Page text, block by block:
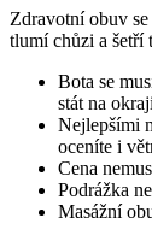
Zdravotní obuv
tlumí chůzi a šetří
Bota se
stát na
Nejlepšími
oceníte i
Cena
Podrážka
Masážní